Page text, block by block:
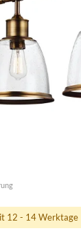
12 - 14 Werktage